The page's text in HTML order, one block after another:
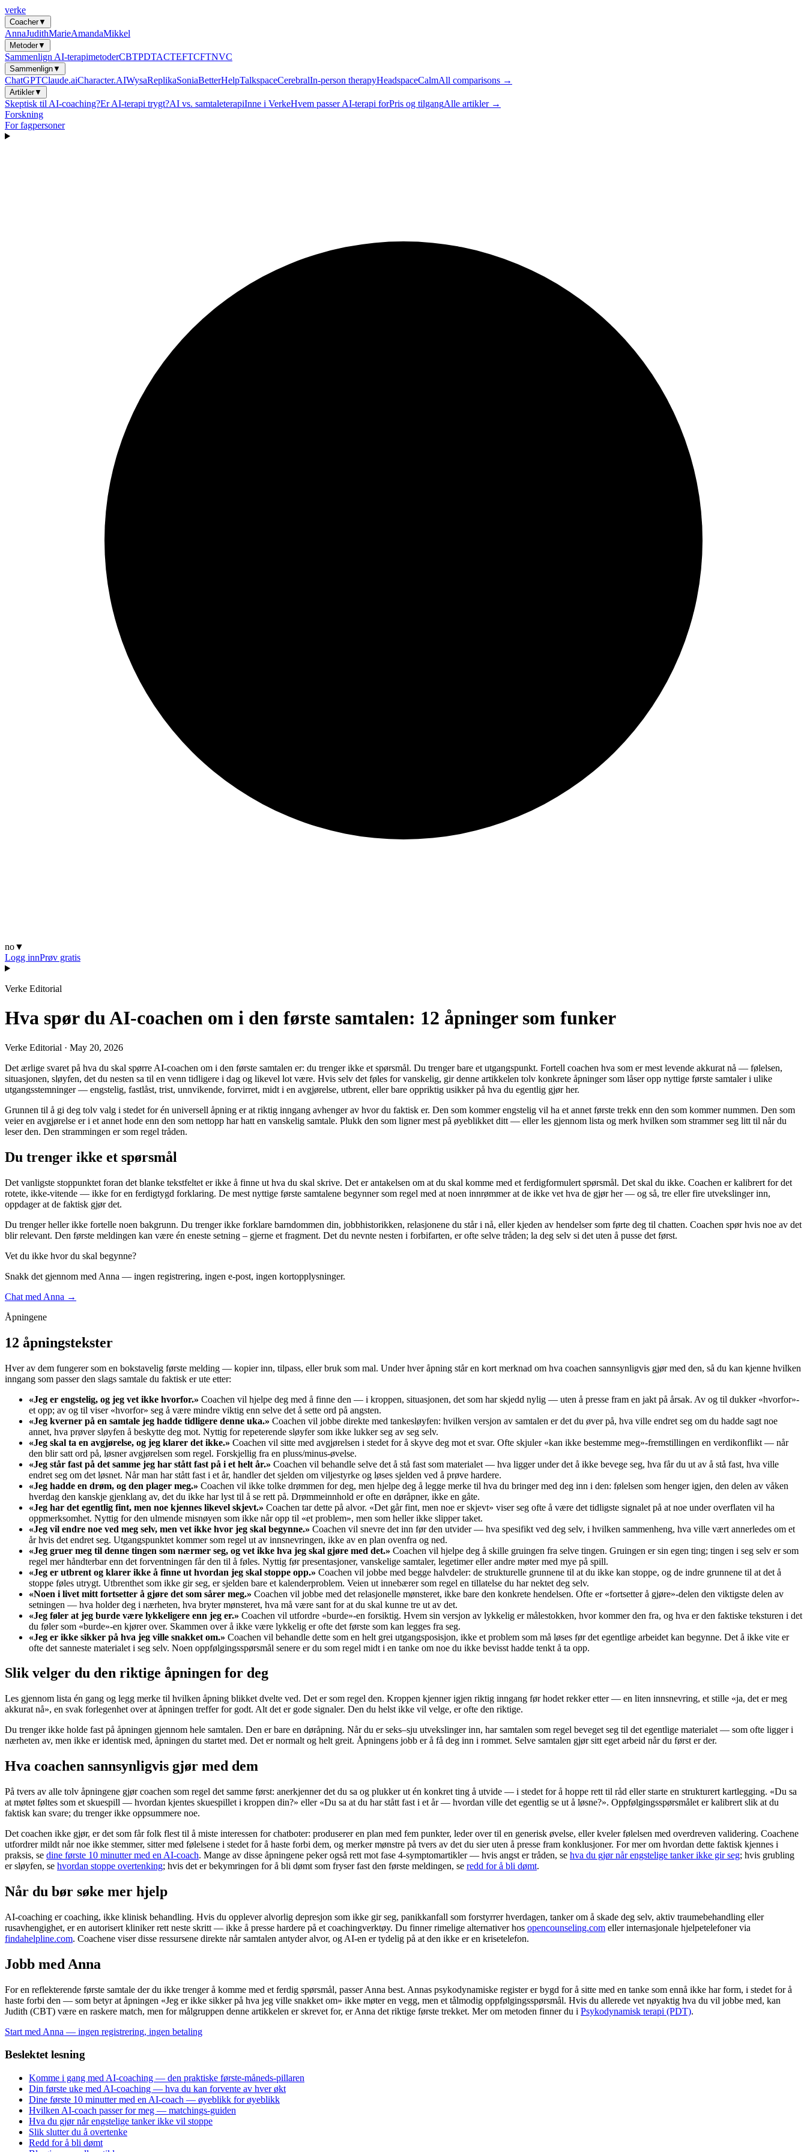
verke
Coacher▼
AnnaJudithMarieAmandaMikkel
Metoder▼
Sammenlign AI-terapimetoderCBTPDTACTEFTCFTNVC
Sammenlign▼
ChatGPTClaude.aiCharacter.AIWysaReplikaSoniaBetterHelpTalkspaceCerebralIn-person therapyHeadspaceCalmAll comparisons →
Artikler▼
Skeptisk til AI-coaching?Er AI-terapi trygt?AI vs. samtaleterapiInne i VerkeHvem passer AI-terapi forPris og tilgangAlle artikler →
Forskning
For fagpersoner
no▼
Logg innPrøv gratis
Verke Editorial
Hva spør du AI-coachen om i den første samtalen: 12 åpninger som funker
Verke Editorial · May 20, 2026
Det ærlige svaret på hva du skal spørre AI-coachen om i den første samtalen er: du trenger ikke et spørsmål. Du trenger bare et utgangspunkt. Fortell coachen hva som er mest levende akkurat nå — følelsen,
situasjonen, sløyfen, det du nesten sa til en venn tidligere i dag og likevel lot være. Hvis selv det føles for vanskelig, gir denne artikkelen tolv konkrete åpninger som låser opp nyttige første samtaler i ulike
utgangsstemninger — engstelig, fastlåst, trist, unnvikende, forvirret, midt i en avgjørelse, utbrent, eller bare oppriktig usikker på hva du egentlig gjør her.
Grunnen til å gi deg tolv valg i stedet for én universell åpning er at riktig inngang avhenger av hvor du faktisk er. Den som kommer engstelig vil ha et annet første trekk enn den som kommer nummen. Den som
veier en avgjørelse er i et annet hode enn den som nettopp har hatt en vanskelig samtale. Plukk den som ligner mest på øyeblikket ditt — eller les gjennom lista og merk hvilken som strammer seg litt til når du
leser den. Den strammingen er som regel tråden.
Du trenger ikke et spørsmål
Det vanligste stoppunktet foran det blanke tekstfeltet er ikke å finne ut hva du skal skrive. Det er antakelsen om at du skal komme med et ferdigformulert spørsmål. Det skal du ikke. Coachen er kalibrert for det
rotete, ikke-vitende — ikke for en ferdigtygd forklaring. De mest nyttige første samtalene begynner som regel med at noen innrømmer at de ikke vet hva de gjør her — og så, tre eller fire utvekslinger inn,
oppdager at de faktisk gjør det.
Du trenger heller ikke fortelle noen bakgrunn. Du trenger ikke forklare barndommen din, jobbhistorikken, relasjonene du står i nå, eller kjeden av hendelser som førte deg til chatten. Coachen spør hvis noe av det
blir relevant. Den første meldingen kan være én eneste setning – gjerne et fragment. Det du nevnte nesten i forbifarten, er ofte selve tråden; la deg selv si det uten å pusse det først.
Vet du ikke hvor du skal begynne?
Snakk det gjennom med Anna — ingen registrering, ingen e-post, ingen kortopplysninger.
Chat med Anna →
Åpningene
12 åpningstekster
Hver av dem fungerer som en bokstavelig første melding — kopier inn, tilpass, eller bruk som mal. Under hver åpning står en kort merknad om hva coachen sannsynligvis gjør med den, så du kan kjenne hvilken
inngang som passer den slags samtale du faktisk er ute etter:
«Jeg er engstelig, og jeg vet ikke hvorfor.» Coachen vil hjelpe deg med å finne den — i kroppen, situasjonen, det som har skjedd nylig — uten å presse fram en jakt på årsak. Av og til dukker «hvorfor»-
et opp; av og til viser «hvorfor» seg å være mindre viktig enn selve det å sette ord på angsten.
«Jeg kverner på en samtale jeg hadde tidligere denne uka.» Coachen vil jobbe direkte med tankesløyfen: hvilken versjon av samtalen er det du øver på, hva ville endret seg om du hadde sagt noe
annet, hva prøver sløyfen å beskytte deg mot. Nyttig for repeterende sløyfer som ikke lukker seg av seg selv.
«Jeg skal ta en avgjørelse, og jeg klarer det ikke.» Coachen vil sitte med avgjørelsen i stedet for å skyve deg mot et svar. Ofte skjuler «kan ikke bestemme meg»-fremstillingen en verdikonflikt — når
den blir satt ord på, løsner avgjørelsen som regel. Forskjellig fra en pluss/minus-øvelse.
«Jeg står fast på det samme jeg har stått fast på i et helt år.» Coachen vil behandle selve det å stå fast som materialet — hva ligger under det å ikke bevege seg, hva får du ut av å stå fast, hva ville
endret seg om det løsnet. Når man har stått fast i et år, handler det sjelden om viljestyrke og løses sjelden ved å prøve hardere.
«Jeg hadde en drøm, og den plager meg.» Coachen vil ikke tolke drømmen for deg, men hjelpe deg å legge merke til hva du bringer med deg inn i den: følelsen som henger igjen, den delen av våken
hverdag den kanskje gjenklang av, det du ikke har lyst til å se rett på. Drømmeinnhold er ofte en døråpner, ikke en gåte.
«Jeg har det egentlig fint, men noe kjennes likevel skjevt.» Coachen tar dette på alvor. «Det går fint, men noe er skjevt» viser seg ofte å være det tidligste signalet på at noe under overflaten vil ha
oppmerksomhet. Nyttig for den ulmende misnøyen som ikke når opp til «et problem», men som heller ikke slipper taket.
«Jeg vil endre noe ved meg selv, men vet ikke hvor jeg skal begynne.» Coachen vil snevre det inn før den utvider — hva spesifikt ved deg selv, i hvilken sammenheng, hva ville vært annerledes om et
år hvis det endret seg. Utgangspunktet kommer som regel ut av innsnevringen, ikke av en plan ovenfra og ned.
«Jeg gruer meg til denne tingen som nærmer seg, og vet ikke hva jeg skal gjøre med det.» Coachen vil hjelpe deg å skille gruingen fra selve tingen. Gruingen er sin egen ting; tingen i seg selv er som
regel mer håndterbar enn det forventningen får den til å føles. Nyttig før presentasjoner, vanskelige samtaler, legetimer eller andre møter med mye på spill.
«Jeg er utbrent og klarer ikke å finne ut hvordan jeg skal stoppe opp.» Coachen vil jobbe med begge halvdeler: de strukturelle grunnene til at du ikke kan stoppe, og de indre grunnene til at det å
stoppe føles utrygt. Utbrenthet som ikke gir seg, er sjelden bare et kalenderproblem. Veien ut innebærer som regel en tillatelse du har nektet deg selv.
«Noen i livet mitt fortsetter å gjøre det som sårer meg.» Coachen vil jobbe med det relasjonelle mønsteret, ikke bare den konkrete hendelsen. Ofte er «fortsetter å gjøre»-delen den viktigste delen av
setningen — hva holder deg i nærheten, hva bryter mønsteret, hva må være sant for at du skal kunne tre ut av det.
«Jeg føler at jeg burde være lykkeligere enn jeg er.» Coachen vil utfordre «burde»-en forsiktig. Hvem sin versjon av lykkelig er målestokken, hvor kommer den fra, og hva er den faktiske teksturen i det
du føler som «burde»-en kjører over. Skammen over å ikke være lykkelig er ofte det første som kan legges fra seg.
«Jeg er ikke sikker på hva jeg ville snakket om.» Coachen vil behandle dette som en helt grei utgangsposisjon, ikke et problem som må løses før det egentlige arbeidet kan begynne. Det å ikke vite er
ofte det sanneste materialet i seg selv. Noen oppfølgingsspørsmål senere er du som regel midt i en tanke om noe du ikke bevisst hadde tenkt å ta opp.
Slik velger du den riktige åpningen for deg
Les gjennom lista én gang og legg merke til hvilken åpning blikket dvelte ved. Det er som regel den. Kroppen kjenner igjen riktig inngang før hodet rekker etter — en liten innsnevring, et stille «ja, det er meg
akkurat nå», en svak forlegenhet over at åpningen treffer for godt. Alt det er gode signaler. Den du helst ikke vil velge, er ofte den riktige.
Du trenger ikke holde fast på åpningen gjennom hele samtalen. Den er bare en døråpning. Når du er seks–sju utvekslinger inn, har samtalen som regel beveget seg til det egentlige materialet — som ofte ligger i
nærheten av, men ikke er identisk med, åpningen du startet med. Det er normalt og helt greit. Åpningens jobb er å få deg inn i rommet. Selve samtalen gjør sitt eget arbeid når du først er der.
Hva coachen sannsynligvis gjør med dem
På tvers av alle tolv åpningene gjør coachen som regel det samme først: anerkjenner det du sa og plukker ut én konkret ting å utvide — i stedet for å hoppe rett til råd eller starte en strukturert kartlegging. «Du sa
at møtet føltes som et skuespill — hvordan kjentes skuespillet i kroppen din?» eller «Du sa at du har stått fast i et år — hvordan ville det egentlig se ut å løsne?». Oppfølgingsspørsmålet er kalibrert slik at du
faktisk kan svare; du trenger ikke oppsummere noe.
Det coachen ikke gjør, er det som får folk flest til å miste interessen for chatboter: produserer en plan med fem punkter, leder over til en generisk øvelse, eller kveler følelsen med overdreven validering. Coachene
utfordrer mildt når noe ikke stemmer, sitter med følelsene i stedet for å haste forbi dem, og merker mønstre på tvers av det du sier uten å presse fram konklusjoner. For mer om hvordan dette faktisk kjennes i
praksis, se dine første 10 minutter med en AI-coach. Mange av disse åpningene peker også rett mot fase 4-symptomartikler — hvis angst er tråden, se hva du gjør når engstelige tanker ikke gir seg; hvis grubling
er sløyfen, se hvordan stoppe overtenking; hvis det er bekymringen for å bli dømt som fryser fast den første meldingen, se redd for å bli dømt.
Når du bør søke mer hjelp
AI-coaching er coaching, ikke klinisk behandling. Hvis du opplever alvorlig depresjon som ikke gir seg, panikkanfall som forstyrrer hverdagen, tanker om å skade deg selv, aktiv traumebehandling eller
rusavhengighet, er en autorisert kliniker rett neste skritt — ikke å presse hardere på et coachingverktøy. Du finner rimelige alternativer hos opencounseling.com eller internasjonale hjelpetelefoner via
findahelpline.com. Coachene viser disse ressursene direkte når samtalen antyder alvor, og AI-en er tydelig på at den ikke er en krisetelefon.
Jobb med Anna
For en reflekterende første samtale der du ikke trenger å komme med et ferdig spørsmål, passer Anna best. Annas psykodynamiske register er bygd for å sitte med en tanke som ennå ikke har form, i stedet for å
haste forbi den — som betyr at åpningen «Jeg er ikke sikker på hva jeg ville snakket om» ikke møter en vegg, men et tålmodig oppfølgingsspørsmål. Hvis du allerede vet nøyaktig hva du vil jobbe med, kan
Judith (CBT) være en raskere match, men for målgruppen denne artikkelen er skrevet for, er Anna det riktige første trekket. Mer om metoden finner du i Psykodynamisk terapi (PDT).
Start med Anna — ingen registrering, ingen betaling
Beslektet lesning
Komme i gang med AI-coaching — den praktiske første-måneds-pillaren
Din første uke med AI-coaching — hva du kan forvente av hver økt
Dine første 10 minutter med en AI-coach — øyeblikk for øyeblikk
Hvilken AI-coach passer for meg — matchings-guiden
Hva du gjør når engstelige tanker ikke vil stoppe
Slik slutter du å overtenke
Redd for å bli dømt